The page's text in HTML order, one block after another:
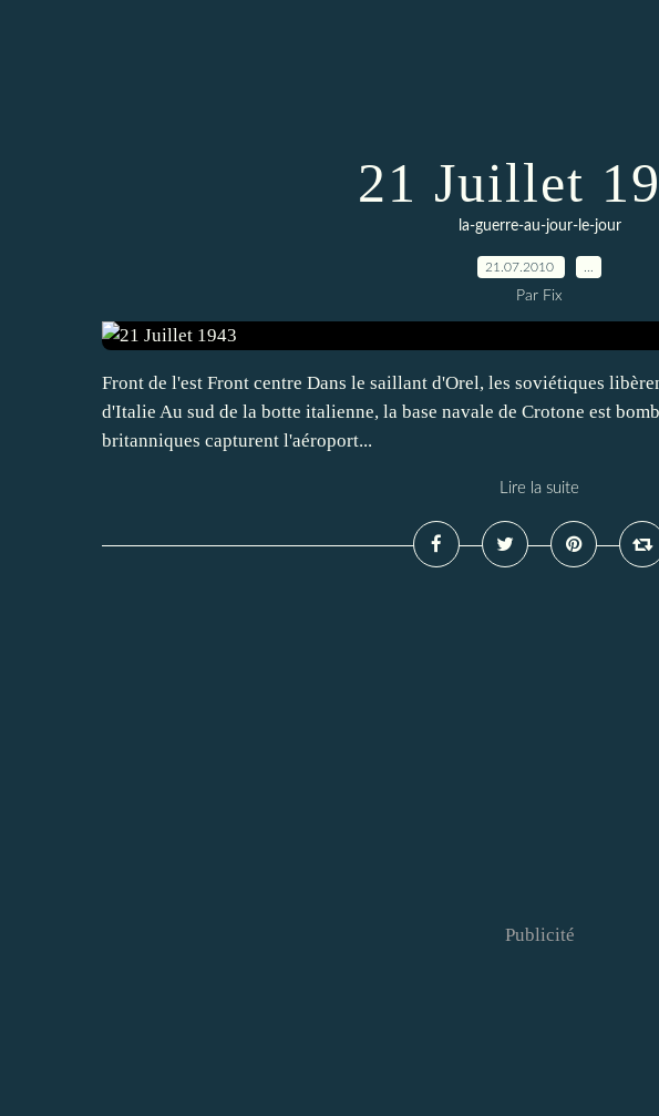
21 Juillet
la-guerre-au-jour-le-jour
21.07.2010
Par Fix
Front de l'est Front centre Dans le saillant d'Orel, les soviétiques
d'Italie Au sud de la botte italienne, la base navale de Crotone est
britanniques capturent l'aéroport...
Lire la suite
Publicité